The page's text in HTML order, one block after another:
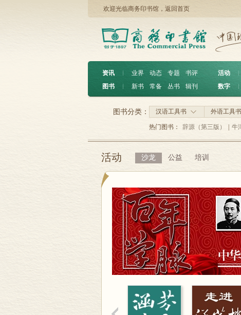
欢迎光临商务印书馆， 返回首页
资讯 ︱ 业界 动态 专题
书评
图书
︱ 新书 常备 丛书 辑刊
活动
数字
汉语工具书 外语工具书
图书分类：
热门图书： 辞源（第三版） 牛
活动 沙龙 公益 培训